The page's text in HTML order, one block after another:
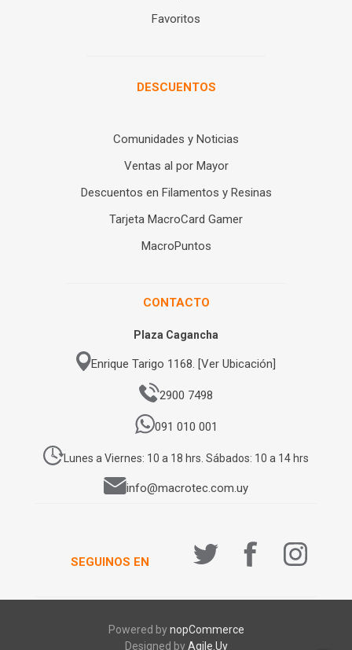
Favoritos
DESCUENTOS
Comunidades y Noticias
Ventas al por Mayor
Descuentos en Filamentos y Resinas
Tarjeta MacroCard Gamer
MacroPuntos
CONTACTO
Plaza Cagancha
Enrique Tarigo 1168. [Ver Ubicación]
2900 7498
091 010 001
Lunes a Viernes: 10 a 18 hrs. Sábados: 10 a 14 hrs
info@macrotec.com.uy
SEGUINOS EN
Powered bynopCommerce
Designed byAgile.Uy